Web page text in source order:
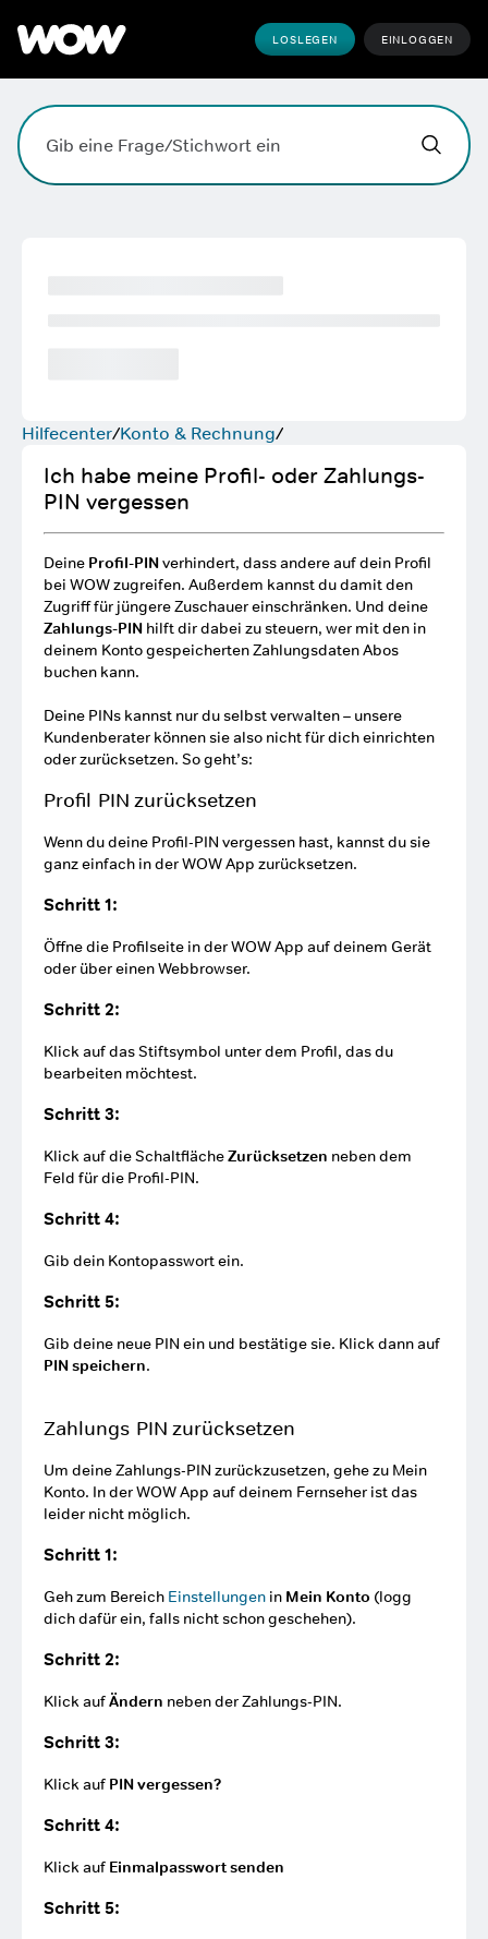
LOSLEGEN EINLOGGEN
Hallo, wobei
Hilfecenter Konto & Rechnung
Ich habe meine Profil- oder Zahlungs-
PIN vergessen
Deine Profil-PINverhindert, dass andere auf dein Profil
bei WOW zugreifen. Außerdem kannst du damit den
Zugriff für jüngere Zuschauer einschränken. Und deine
Zahlungs-PIN hilft dir dabei zu steuern, wer mit den in
deinem Konto gespeicherten Zahlungsdaten Abos
buchen kann.
Deine PINs kannst nur du selbst verwalten – unsere
Kundenberater können sie also nicht für dich einrichten
oder zurücksetzen. So geht’s:
Profil-PIN zurücksetzen
Wenn du deine Profil-PIN vergessen hast, kannst du sie
ganz einfach in der WOW App zurücksetzen.
Schritt 1:
Öffne die Profilseite in der WOW App auf deinem Gerät
oder über einen Webbrowser.
Schritt 2:
Klick auf das Stiftsymbol unter dem Profil, das du
bearbeiten möchtest.
Schritt 3:
Klick auf die SchaltflächeZurücksetzen neben dem
Feld für die Profil-PIN.
Schritt 4:
Gib dein Kontopasswort ein.
Schritt 5:
Gib deine neue PIN ein und bestätige sie. Klick dann auf
PIN speichern.
Zahlungs-PIN zurücksetzen
Um deine Zahlungs-PIN zurückzusetzen, gehe zu Mein
Konto. In der WOW App auf deinem Fernseher ist das
leider nicht möglich.
Schritt 1:
Geh zum Bereich Einstellungen in Mein Konto (logg
dich dafür ein, falls nicht schon geschehen).
Schritt 2:
Klick aufÄndern neben der Zahlungs-PIN.
Schritt 3:
Klick auf PIN vergessen?
Schritt 4:
Klick auf Einmalpasswort senden
Schritt 5: